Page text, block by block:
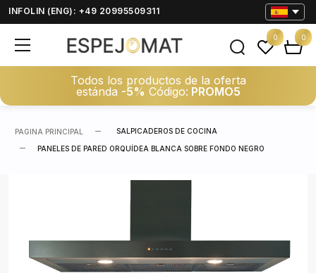
INFOLIN (ENG): +49 20995509311
Todos los productos de la oferta
estánda -5% Código: PROMO5
0 0
PAGINA PRINCIPAL SALPICADEROS DE COCINA
PANELES DE PARED ORQUÍDEA BLANCA SOBRE FONDO NEGRO